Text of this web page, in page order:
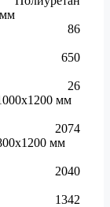
86
650
26
мм
2074
мм
2040
1342